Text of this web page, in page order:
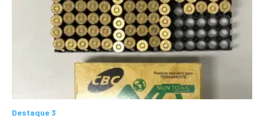
Destaque 3